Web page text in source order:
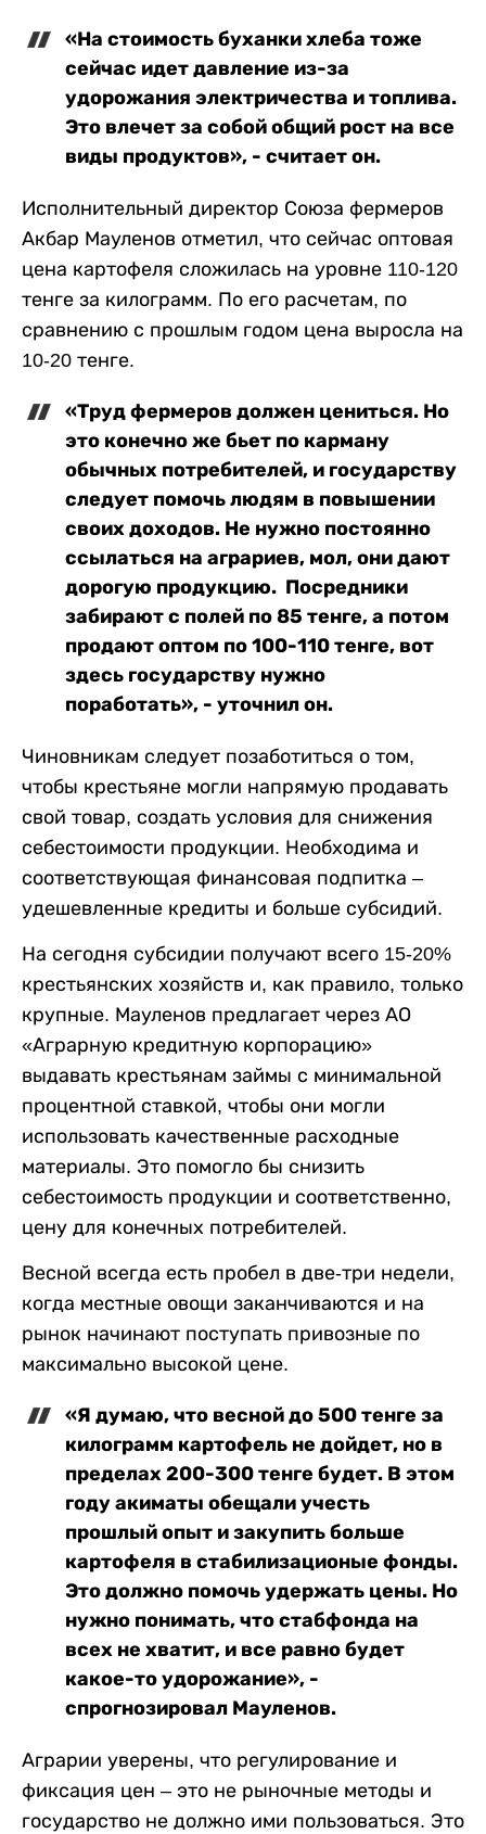
«На стоимость буханки хлеба тоже
сейчас идет давление из-за
удорожания электричества и топлива.
Это влечет за собой общий рост на все
виды продуктов», - считает он.
Исполнительный директор Союза фермеров
Акбар Мауленов отметил, что сейчас оптовая
цена картофеля сложилась на уровне 110-120
тенге за килограмм. По его расчетам, по
сравнению с прошлым годом цена выросла на
10-20 тенге.
«Труд фермеров должен цениться. Но
это конечно же бьет по карману
обычных потребителей, и государству
следует помочь людям в повышении
своих доходов. Не нужно постоянно
ссылаться на аграриев, мол, они дают
дорогую продукцию. Посредники
забирают с полей по 85 тенге, а потом
продают оптом по 100-110 тенге, вот
здесь государству нужно
поработать», - уточнил он.
Чиновникам следует позаботиться о том,
чтобы крестьяне могли напрямую продавать
свой товар, создать условия для снижения
себестоимости продукции. Необходима и
соответствующая финансовая подпитка –
удешевленные кредиты и больше субсидий.
На сегодня субсидии получают всего 15-20%
крестьянских хозяйств и, как правило, только
крупные. Мауленов предлагает через АО
«Аграрную кредитную корпорацию»
выдавать крестьянам займы с минимальной
процентной ставкой, чтобы они могли
использовать качественные расходные
материалы. Это помогло бы снизить
себестоимость продукции и соответственно,
цену для конечных потребителей.
Весной всегда есть пробел в две-три недели,
когда местные овощи заканчиваются и на
рынок начинают поступать привозные по
максимально высокой цене.
«Я думаю, что весной до 500 тенге за
килограмм картофель не дойдет, но в
пределах 200-300 тенге будет. В этом
году акиматы обещали учесть
прошлый опыт и закупить больше
картофеля в стабилизационые фонды.
Это должно помочь удержать цены. Но
нужно понимать, что стабфонда на
всех не хватит, и все равно будет
какое-то удорожание», -
спрогнозировал Мауленов.
Аграрии уверены, что регулирование и
фиксация цен – это не рыночные методы и
государство не должно ими пользоваться. Это